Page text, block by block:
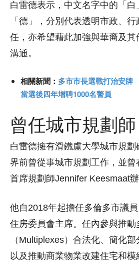
白雷德表示，中文名字中的「白
「德」，分別代表透明市政、
任，亦希望藉此加強與華裔及其
溝通。
相關新聞： 多市市長選戰打治安牌
當選後四年增聘1000名警員
曾任城市規劃師
白雷德擁有滑鐵盧大學城市規
界前曾從事城市規劃工作，並
首席規劃師Jennifer Keesmaat辦
他自2018年起擔任多倫多市議
住房委員會主席。任內參與推動
（Multiplexes）合法化、簡化部
以及推動商業物業改建住宅和模